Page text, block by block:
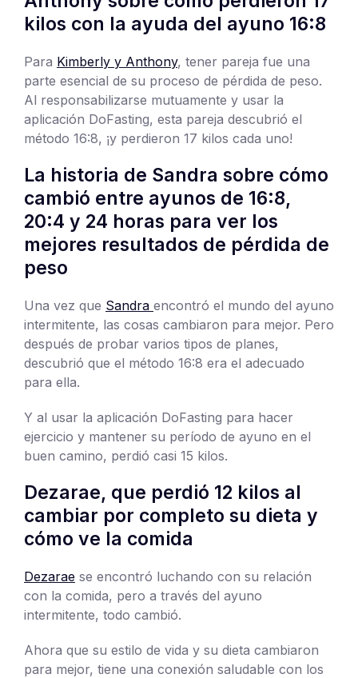
kilos con la ayuda del ayuno 16:8
Para Kimberly y Anthony, tener pareja fue una
parte esencial de su proceso de pérdida de peso.
Al responsabilizarse mutuamente y usar la
aplicación DoFasting, esta pareja descubrió el
método 16:8, ¡y perdieron 17 kilos cada uno!
La historia de Sandra sobre cómo
cambió entre ayunos de 16:8,
20:4 y 24 horas para ver los
mejores resultados de pérdida de
peso
Una vez que Sandra encontró el mundo del ayuno
intermitente, las cosas cambiaron para mejor. Pero
después de probar varios tipos de planes,
descubrió que el método 16:8 era el adecuado
para ella.
Y al usar la aplicación DoFasting para hacer
ejercicio y mantener su período de ayuno en el
buen camino, perdió casi 15 kilos.
Dezarae, que perdió 12 kilos al
cambiar por completo su dieta y
cómo ve la comida
Dezarae se encontró luchando con su relación
con la comida, pero a través del ayuno
intermitente, todo cambió.
Ahora que su estilo de vida y su dieta cambiaron
para mejor, tiene una conexión saludable con los